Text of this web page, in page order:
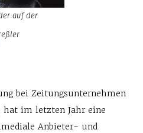
auf der
bei Zeitungsunternehmen
hat im letzten Jahr eine
Anbieter- und